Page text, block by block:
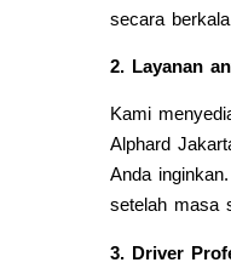
secara
2. Layanan
Kami
Alphard
Anda
setelah masa
3. Driver